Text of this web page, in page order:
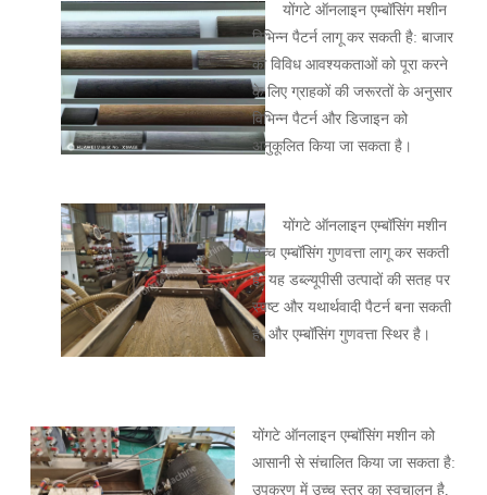
योंगटे ऑनलाइन एम्बॉसिंग मशीन
विभिन्न पैटर्न लागू कर सकती है: बाजार
की विविध आवश्यकताओं को पूरा करने
के लिए ग्राहकों की जरूरतों के अनुसार
विभिन्न पैटर्न और डिजाइन को
अनुकूलित किया जा सकता है।
योंगटे ऑनलाइन एम्बॉसिंग मशीन
उच्च एम्बॉसिंग गुणवत्ता लागू कर सकती
है: यह डब्ल्यूपीसी उत्पादों की सतह पर
स्पष्ट और यथार्थवादी पैटर्न बना सकती
है, और एम्बॉसिंग गुणवत्ता स्थिर है।
योंगटे ऑनलाइन एम्बॉसिंग मशीन को
आसानी से संचालित किया जा सकता है:
उपकरण में उच्च स्तर का स्वचालन है,